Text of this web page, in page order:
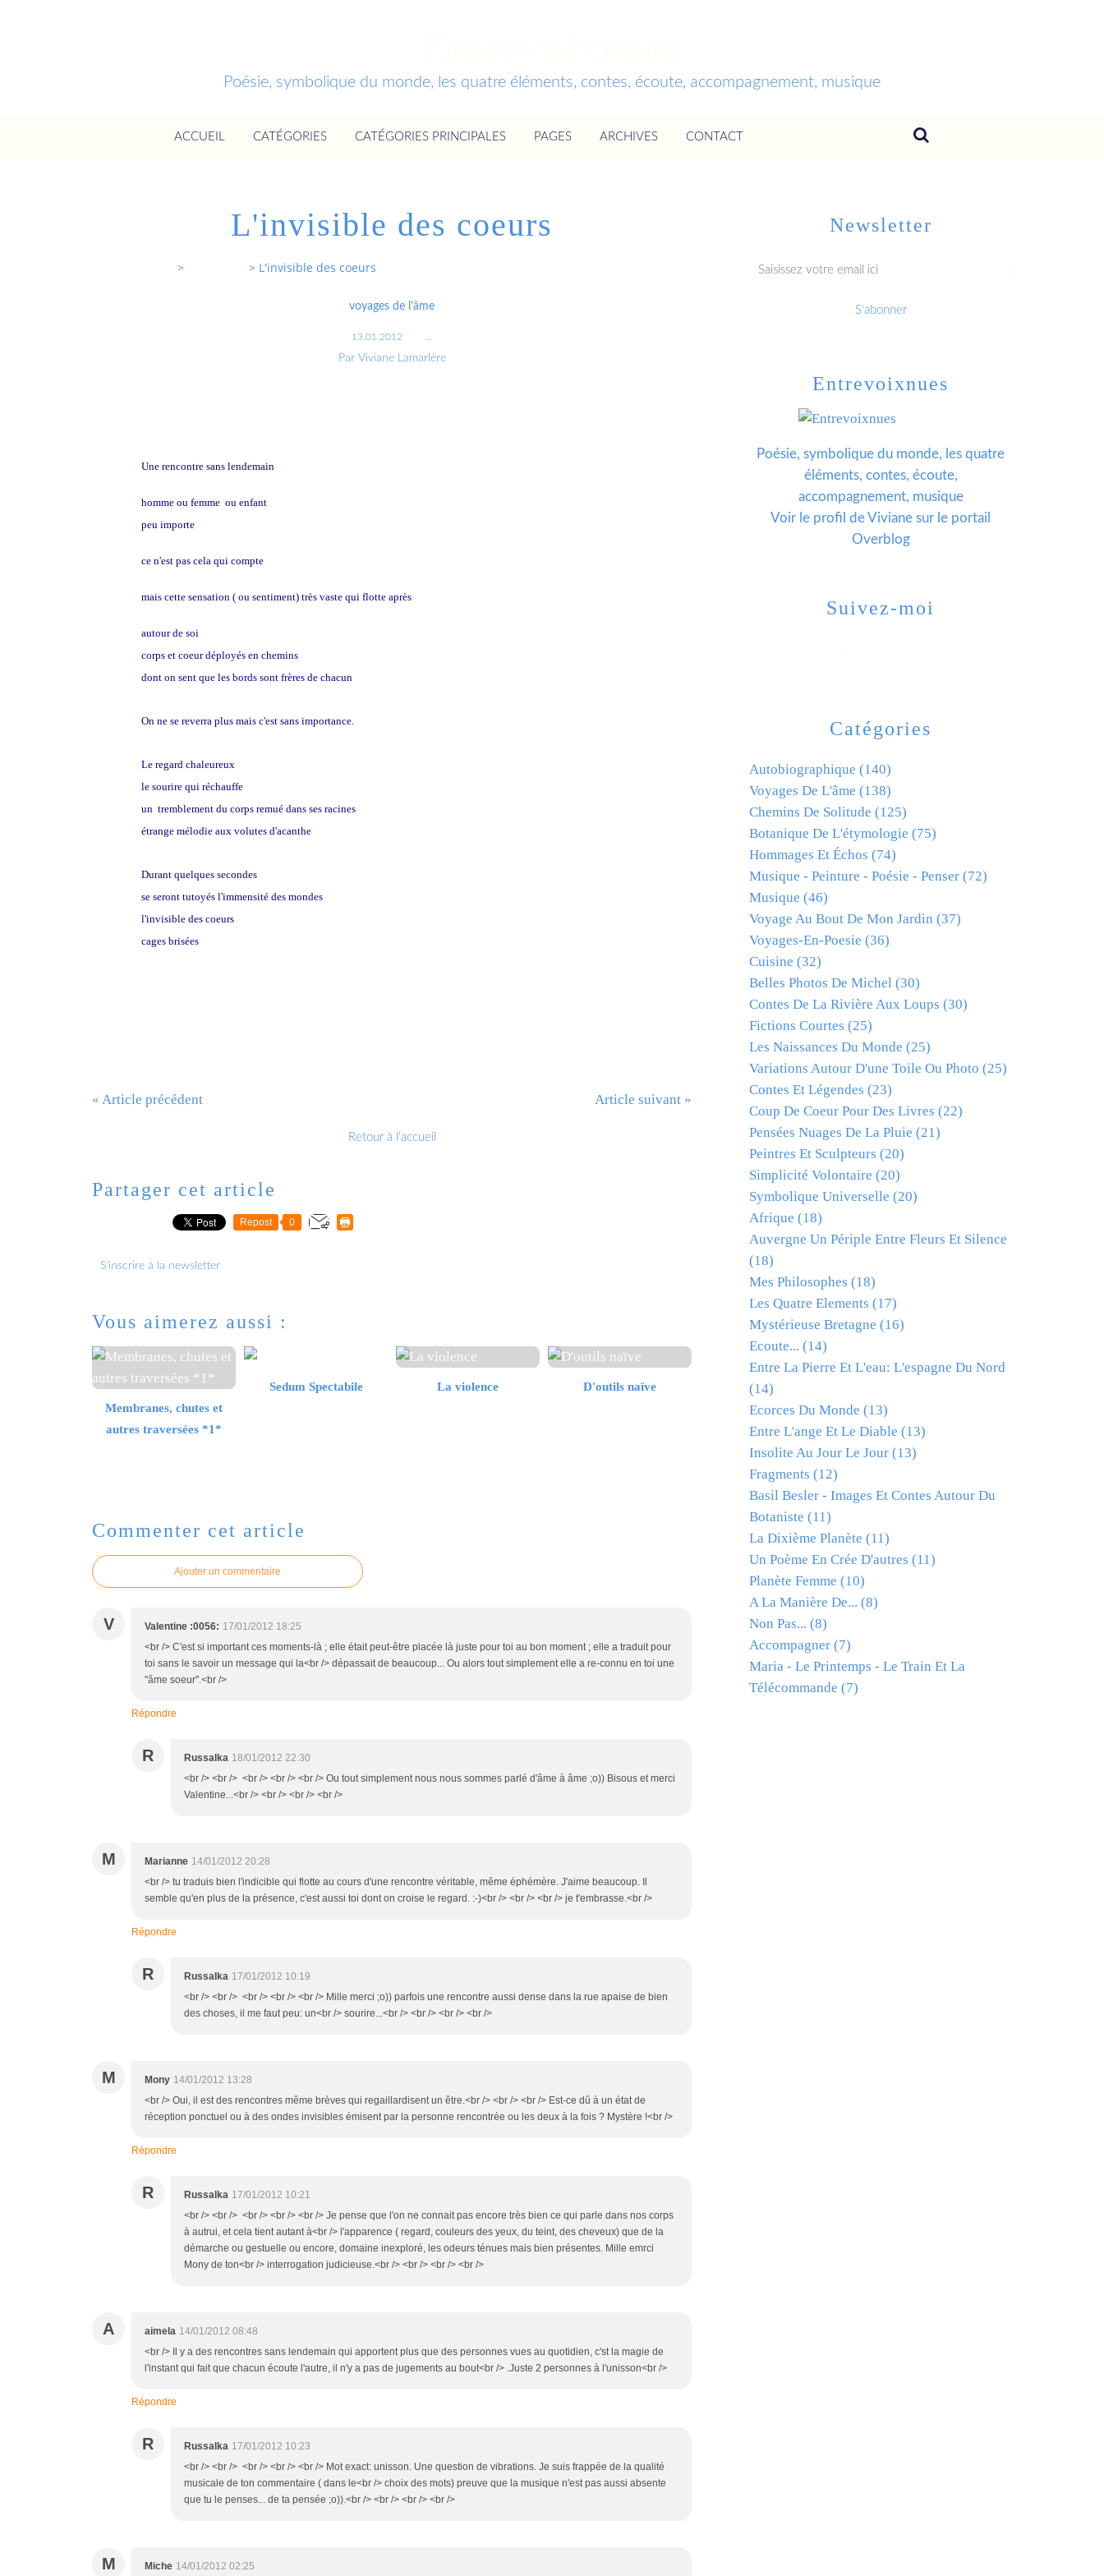
Poésie, symbolique du monde, les quatre éléments, contes, écoute, accompagnement, musique
ACCUEIL CATÉGORIES CATÉGORIES PRINCIPALES PAGES ARCHIVES CONTACT
L'invisible des coeurs
> > L'invisible des coeurs
voyages de l'âme
13.01.2012
Par Viviane Lamarlère
Une rencontre sans lendemain
homme ou femme ou enfant
peu importe
ce n'est pas cela qui compte
mais cette sensation ( ou sentiment) très vaste qui flotte après
autour de soi
corps et coeur déployés en chemins
dont on sent que les bords sont frères de chacun
On ne se reverra plus mais c'est sans importance.
Le regard chaleureux
le sourire qui réchauffe
un tremblement du corps remué dans ses racines
étrange mélodie aux volutes d'acanthe
Durant quelques secondes
se seront tutoyés l'immensité des mondes
l'invisible des coeurs
cages brisées
« Article précédent Article suivant »
Retour à l'accueil
Partager cet article
Repost 0
S'inscrire à la newsletter
Vous aimerez aussi :
Membranes, chutes et
autres traversées *1*
Sedum Spectabile La violence D'outils naïve
Commenter cet article
Ajouter un commentaire
V Valentine :0056: 17/01/2012 18:25
<br /> C'est si important ces moments-là ; elle était peut-être placée là juste pour toi au bon moment ; elle a traduit pour
toi sans le savoir un message qui la<br /> dépassait de beaucoup... Ou alors tout simplement elle a re-connu en toi une
"âme soeur".<br />
Répondre
R Russalka 18/01/2012 22:30
<br /> <br /> <br /> <br /> <br /> Ou tout simplement nous nous sommes parlé d'âme à âme ;o)) Bisous et merci
Valentine...<br /> <br /> <br /> <br />
M Marianne 14/01/2012 20:28
<br /> tu traduis bien l'indicible qui flotte au cours d'une rencontre véritable, même éphémère. J'aime beaucoup. Il
semble qu'en plus de la présence, c'est aussi toi dont on croise le regard. :-)<br /> <br /> <br /> je t'embrasse.<br />
Répondre
R Russalka 17/01/2012 10:19
<br /> <br /> <br /> <br /> <br /> Mille merci ;o)) parfois une rencontre aussi dense dans la rue apaise de bien
des choses, il me faut peu: un<br /> sourire...<br /> <br /> <br /> <br />
M Mony 14/01/2012 13:28
<br /> Oui, il est des rencontres même brèves qui regaillardisent un être.<br /> <br /> <br /> Est-ce dû à un état de
réception ponctuel ou à des ondes invisibles émisent par la personne rencontrée ou les deux à la fois ? Mystère !<br />
Répondre
R Russalka 17/01/2012 10:21
<br /> <br /> <br /> <br /> <br /> Je pense que l'on ne connait pas encore très bien ce qui parle dans nos corps
à autrui, et cela tient autant à<br /> l'apparence ( regard, couleurs des yeux, du teint, des cheveux) que de la
démarche ou gestuelle ou encore, domaine inexploré, les odeurs ténues mais bien présentes. Mille emrci
Mony de ton<br /> interrogation judicieuse.<br /> <br /> <br /> <br />
A aimela 14/01/2012 08:48
<br /> Il y a des rencontres sans lendemain qui apportent plus que des personnes vues au quotidien, c'st la magie de
l'instant qui fait que chacun écoute l'autre, il n'y a pas de jugements au bout<br /> .Juste 2 personnes à l'unisson<br />
Répondre
R Russalka 17/01/2012 10:23
<br /> <br /> <br /> <br /> <br /> Mot exact: unisson. Une question de vibrations. Je suis frappée de la qualité
musicale de ton commentaire ( dans le<br /> choix des mots) preuve que la musique n'est pas aussi absente
que tu le penses... de ta pensée ;o)).<br /> <br /> <br /> <br />
M Miche 14/01/2012 02:25
Newsletter
Catégories
Autobiographique (140)
Voyages De L'âme (138)
Chemins De Solitude (125)
Botanique De L'étymologie (75)
Hommages Et Échos (74)
Musique - Peinture - Poésie - Penser (72)
Musique (46)
Voyage Au Bout De Mon Jardin (37)
Voyages-En-Poesie (36)
Cuisine (32)
Belles Photos De Michel (30)
Contes De La Rivière Aux Loups (30)
Fictions Courtes (25)
Les Naissances Du Monde (25)
Variations Autour D'une Toile Ou Photo (25)
Contes Et Légendes (23)
Coup De Coeur Pour Des Livres (22)
Pensées Nuages De La Pluie (21)
Peintres Et Sculpteurs (20)
Simplicité Volontaire (20)
Symbolique Universelle (20)
Afrique (18)
Auvergne Un Périple Entre Fleurs Et Silence
(18)
Mes Philosophes (18)
Les Quatre Elements (17)
Mystérieuse Bretagne (16)
Ecoute... (14)
Entre La Pierre Et L'eau: L'espagne Du Nord
(14)
Ecorces Du Monde (13)
Entre L'ange Et Le Diable (13)
Insolite Au Jour Le Jour (13)
Fragments (12)
Basil Besler - Images Et Contes Autour Du
Botaniste (11)
La Dixième Planète (11)
Un Poème En Crée D'autres (11)
Planète Femme (10)
A La Manière De... (8)
Non Pas... (8)
Accompagner (7)
Maria - Le Printemps - Le Train Et La
Télécommande (7)
Entrevoixnues
Poésie, symbolique du monde, les quatre
éléments, contes, écoute,
accompagnement, musique
Voir le profil deViviane sur le portail
Overblog
Suivez-moi